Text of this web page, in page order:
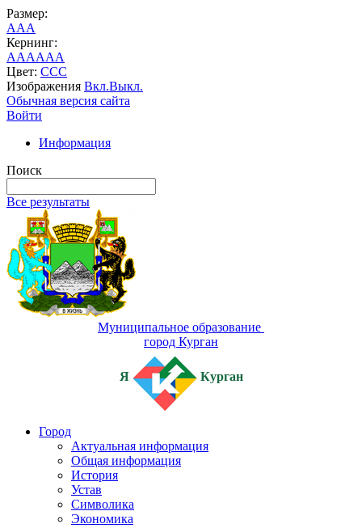
Размер:
AAA
Кернинг:
AAAAAA
Цвет: CCC
Изображения Вкл.Выкл.
Обычная версия сайта
Войти
Информация
Поиск
Все результаты
Муниципальное образование
город Курган
Я Курган
Город
Актуальная информация
Общая информация
История
Устав
Символика
Экономика